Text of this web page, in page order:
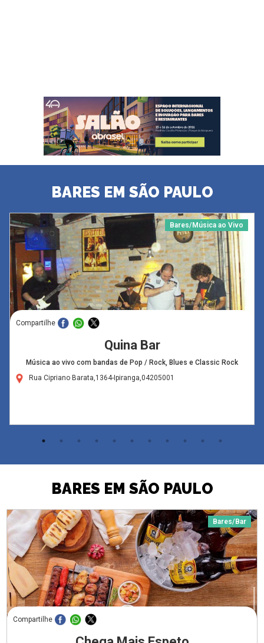
BARES EM SÃO PAULO
Bares/Música ao Vivo
Compartilhe
Quina Bar
Música ao vivo com bandas de Pop / Rock, Blues e Classic Rock
Rua Cipriano Barata,1364-Ipiranga,04205001
BARES EM SÃO PAULO
Bares/Bar
Compartilhe